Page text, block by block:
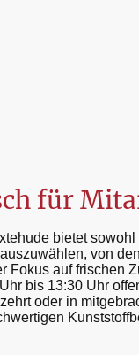
für
bietet
von
Fokus auf frischen
bis 13:30 Uhr
oder in